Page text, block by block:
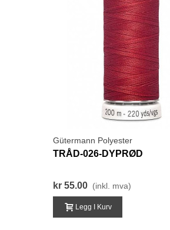
Gütermann Polyester
TRÅD-026-DYPRØD
kr 55.00 (inkl. mva)
Legg I Kurv